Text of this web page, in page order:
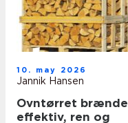
10. may 2026
Jannik Hansen
Ovntørret brænde
effektiv, ren og